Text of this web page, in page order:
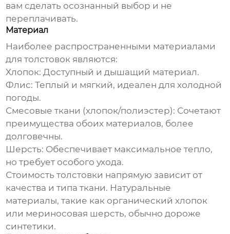
вам сделать осознанный выбор и не
переплачивать.
Материал
Наиболее распространенными материалами
длятолстовок являются:
Хлопок: Доступный и дышащий материал.
Флис: Теплый и мягкий, идеален для холодной
погоды.
Смесовые ткани (хлопок/полиэстер): Сочетают
преимущества обоих материалов, более
долговечны.
Шерсть: Обеспечивает максимальное тепло,
но требует особого ухода.
Стоимостьтолстовки напрямую зависит от
качества и типа ткани. Натуральные
материалы, такие как органический хлопок
или мериносовая шерсть, обычно дороже
синтетики.